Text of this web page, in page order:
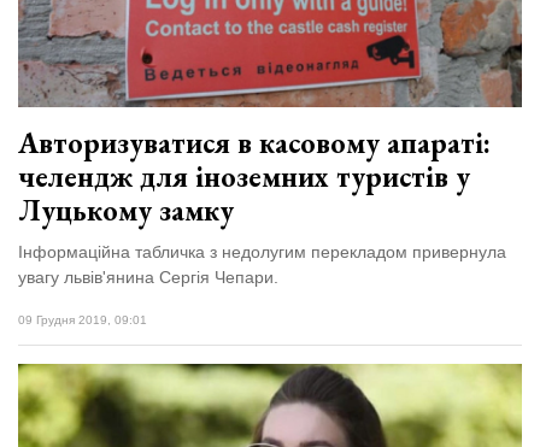
Авторизуватися в касовому апараті:
челендж для іноземних туристів у
Луцькому замку
Інформаційна табличка з недолугим перекладом привернула
увагу львів'янина Сергія Чепари.
09 Грудня 2019, 09:01